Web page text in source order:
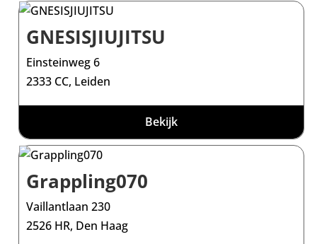
GNESISJIUJITSU
Einsteinweg 6
2333 CC, Leiden
Bekijk
Grappling070
Vaillantlaan 230
2526 HR, Den Haag